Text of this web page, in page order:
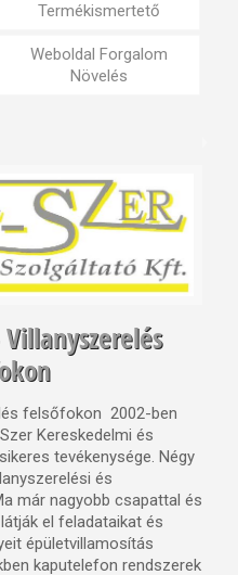
Termékismertető
Weboldal Forgalom
Növelés
felsőfokon 2002-ben
Kereskedelmi és
tevékenysége. Négy
és
már nagyobb csapattal és
el feladataikat és
épületvillamosítás
kaputelefon rendszerek